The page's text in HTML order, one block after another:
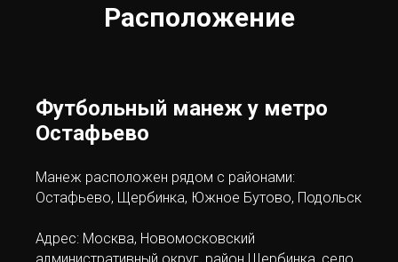
Расположение
Футбольный манеж у метро
Остафьево
Манеж расположен рядом с районами:
Остафьево, Щербинка, Южное Бутово, Подольск
Адрес: Москва, Новомосковский